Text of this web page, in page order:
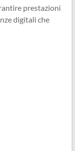
prestazioni
digitali che